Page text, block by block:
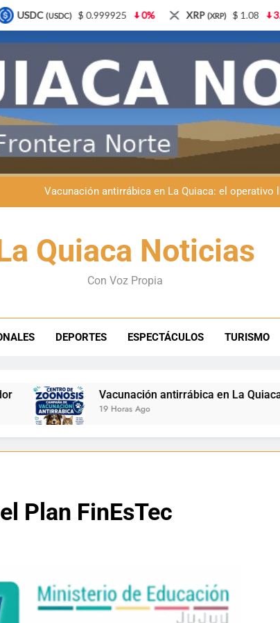
del Abuelo en La Quiaca: música, baile y un encuentro
Fiestas patronales en La Quiaca: la Banda Municipal
Retirados de Gendarmería en La Quiaca: realizarán una
Fiestas patronales en La Quiaca: la Banda Municipal
Retirados de Gendarmería en La Quiaca: realizarán una
Quiaca Noticias
Con Voz Propia
DEPORTES ESPECTÁCULOS TURISMO
antirrábica en La Quiaca: el operativo llegará a
Plan FinEsTec
0% XRP(XRP) $ 1.08 3.87% Solana(SOL)